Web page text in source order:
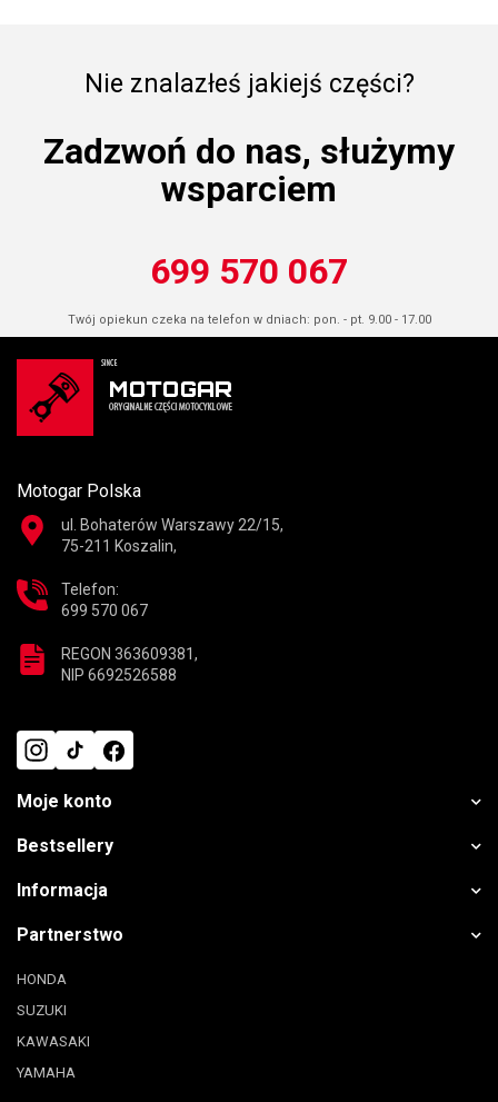
Nie znalazłeś jakiejś części?
Zadzwoń do nas, służymy
wsparciem
699 570 067
Twój opiekun czeka na telefon w dniach: pon. - pt. 9.00 - 17.00
Motogar Polska
ul. Bohaterów Warszawy 22/15,
75-211 Koszalin,
Telefon:
699 570 067
REGON 363609381,
NIP 6692526588
Moje konto
Bestsellery
Informacja
Partnerstwo
HONDA
SUZUKI
KAWASAKI
YAMAHA